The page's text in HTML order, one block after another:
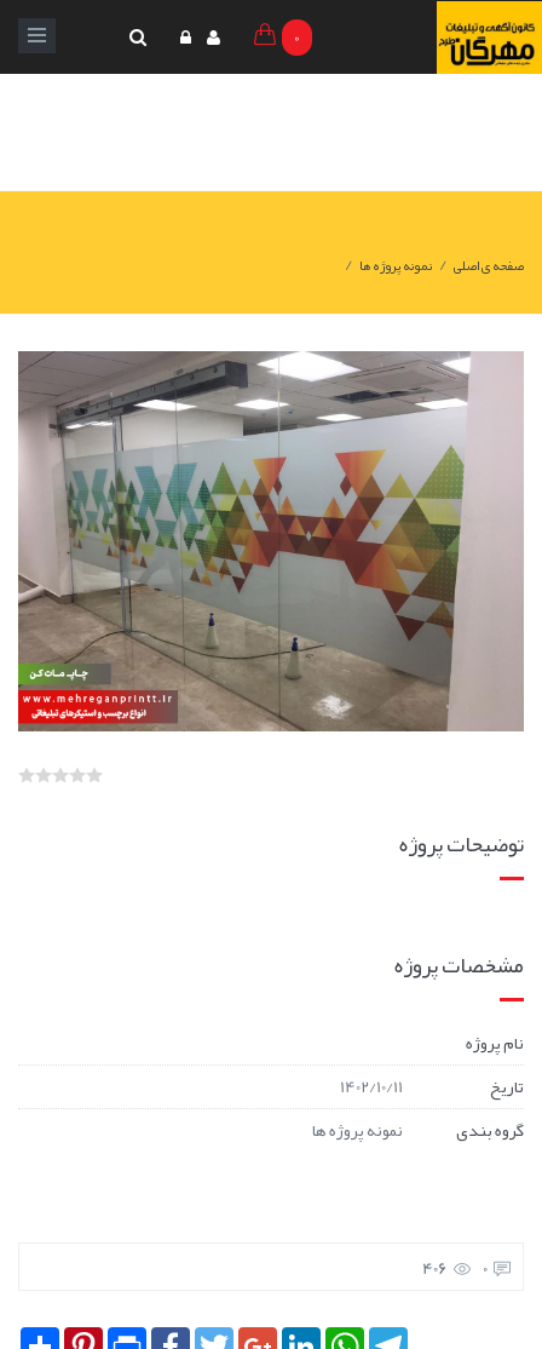
0
صفحه ی اصلی / نمونه پروژه ها /
توضیحات پروژه
مشخصات پروژه
نام پروژه
تاریخ
1402/10/11
گروه بندی
نمونه پروژه ها
0
406
Share
Pinterest Print
FacebookTwitterGoogle+LinkedIn
WhatsAppTelegram